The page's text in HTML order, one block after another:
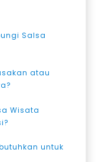
Salsa
atau
Wisata
untuk